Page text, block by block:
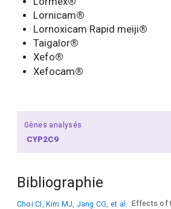
Lornicam®
Lornoxicam Rapid meiji®
Taigalor®
Xefo®
Xefocam®
Gènes analysés
CYP2C9
Bibliographie
Choi CI, Kim MJ, Jang CG, et al.
Effects of